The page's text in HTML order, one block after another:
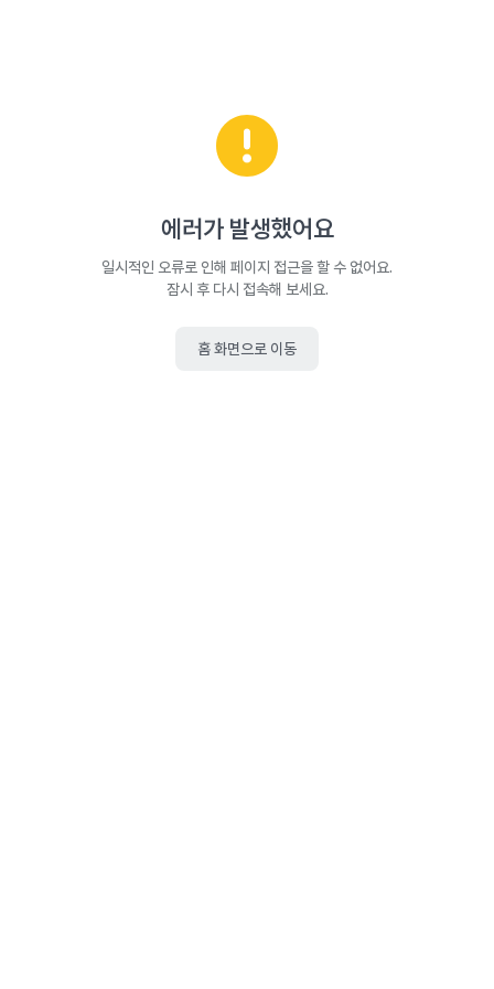
에러가 발생했어요
일시적인 오류로 인해 페이지 접근을 할 수 없어요.
잠시 후 다시 접속해 보세요.
홈 화면으로 이동